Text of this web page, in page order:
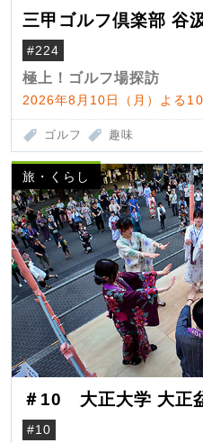
三甲ゴルフ倶楽部 谷
#224
極上！ゴルフ場探訪
2026年8月10日（月）よる
ゴルフ 趣味
旅・くらし
＃10 大正大学 大正
#10